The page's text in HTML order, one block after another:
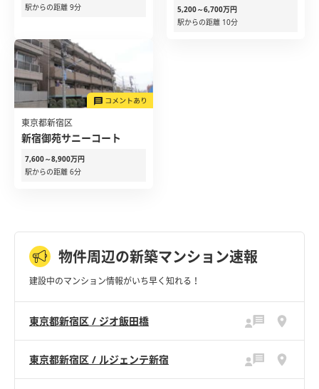
駅からの距離 9分
5,200～6,700万円
駅からの距離 10分
東京都新宿区
新宿御苑サニーコート
7,600～8,900万円
駅からの距離 6分
物件周辺の新築マンション速報
建設中のマンション情報がいち早く知れる！
東京都新宿区 / ジオ飯田橋
東京都新宿区 / ルジェンテ新宿